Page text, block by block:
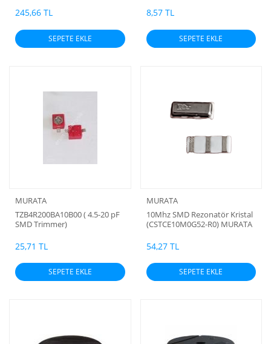
Elektronik Siren, 75dB, Tahrik
Tipi: HariciSMD Montaj, -12,5
→ +12,5 V dc, Maks. 2,4 kHz,
245,66 TL
SEPETE EKLE
8,57 TL
SEPETE EKLE
MURATA
TZB4R200BA10B00 ( 4.5-20 pF
SMD Trimmer)
25,71 TL
SEPETE EKLE
MURATA
10Mhz SMD Rezonatör Kristal
(CSTCE10M0G52-R0) MURATA
54,27 TL
SEPETE EKLE